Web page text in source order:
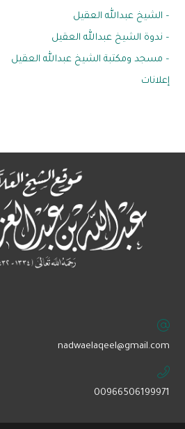
– الشيخ عبدالله العقيل
– ندوة الشيخ عبدالله العقيل
– مسجد ومكتبة الشيخ عبدالله العقيل
إعلانات
‏nadwaelaqeel@gmail.com
00966506199971